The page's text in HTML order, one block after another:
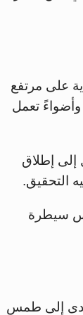
على مرتفع
تعمل
إلى إطلاق
التحقيق.
سيطرة
أدى إلى طمس